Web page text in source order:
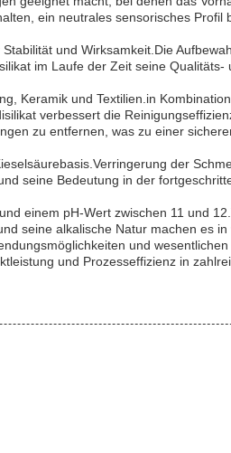
ein neutrales sensorisches Profil
und Wirksamkeit.Die
im Laufe der Zeit seine
Keramik und Textilien.in
verbessert die
zu entfernen, was zu einer
der
seine Bedeutung in der
einem pH-Wert zwischen 11 und
seine alkalische Natur machen es in
und
und Prozesseffizienz in